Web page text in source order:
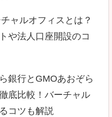
ャルオフィスとは？
や法人口座開設のコ
銀行とGMOあおぞら
底比較！バーチャル
コツも解説